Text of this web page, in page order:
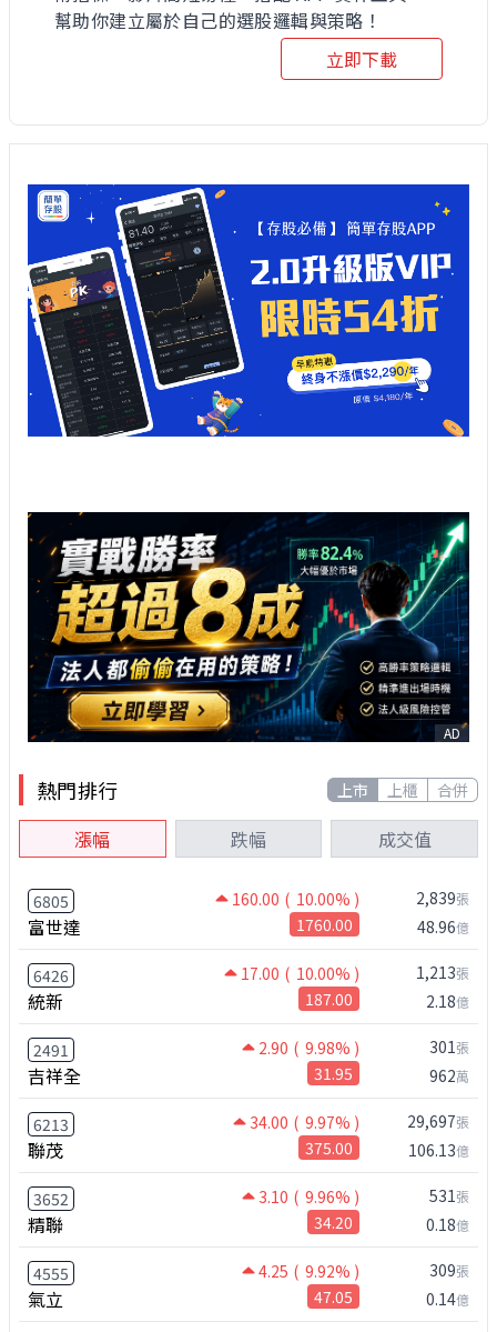
幫助你建立屬於自己的選股邏輯與策略！
立即下載
AD
熱門排行 上市 上櫃 合併
漲幅 跌幅 成交值
6805 160.00 ( 10.00% )
富世達 1760.00
2,839張
48.96億
6426 17.00 ( 10.00% )
統新 187.00
1,213張
2.18億
2491 2.90 ( 9.98% )
吉祥全 31.95
301張
962萬
6213 34.00 ( 9.97% )
聯茂 375.00
29,697張
106.13億
3652 3.10 ( 9.96% )
精聯 34.20
531張
0.18億
4555 4.25 ( 9.92% )
氣立 47.05
309張
0.14億